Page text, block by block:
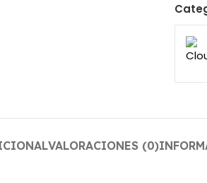
VALORACIONES (0)